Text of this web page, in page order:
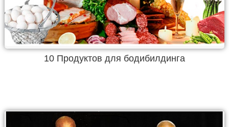
10 Продуктов для бодибилдинга